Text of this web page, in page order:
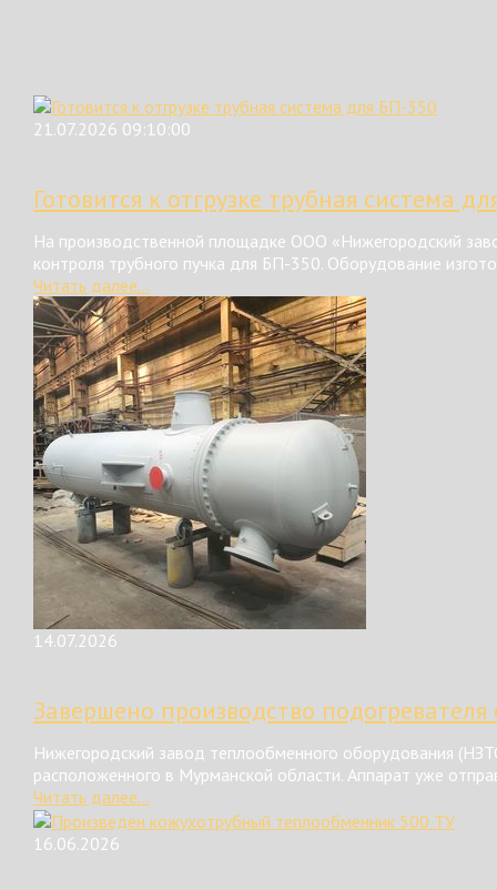
21.07.2026 09:10:00
Готовится к отгрузке трубная система
На производственной площадке ООО «Нижегородский
контроля трубного пучка для БП-350. Оборудование
Читать далее...
14.07.2026
Завершено производство
Нижегородский завод теплообменного оборудования
расположенного в Мурманской области. Аппарат уже
Читать далее...
16.06.2026